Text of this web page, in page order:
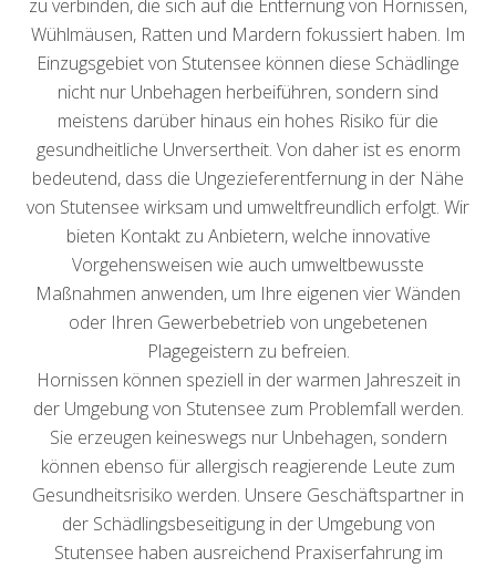
zu verbinden, die sich auf die Entfernung von Hornissen,
Wühlmäusen, Ratten und Mardern fokussiert haben. Im
Einzugsgebiet von Stutensee können diese Schädlinge
nicht nur Unbehagen herbeiführen, sondern sind
meistens darüber hinaus ein hohes Risiko für die
gesundheitliche Unversertheit. Von daher ist es enorm
bedeutend, dass die Ungezieferentfernung in der Nähe
von Stutensee wirksam und umweltfreundlich erfolgt. Wir
bieten Kontakt zu Anbietern, welche innovative
Vorgehensweisen wie auch umweltbewusste
Maßnahmen anwenden, um Ihre eigenen vier Wänden
oder Ihren Gewerbebetrieb von ungebetenen
Plagegeistern zu befreien.
Hornissen können speziell in der warmen Jahreszeit in
der Umgebung von Stutensee zum Problemfall werden.
Sie erzeugen keineswegs nur Unbehagen, sondern
können ebenso für allergisch reagierende Leute zum
Gesundheitsrisiko werden. Unsere Geschäftspartner in
der Schädlingsbeseitigung in der Umgebung von
Stutensee haben ausreichend Praxiserfahrung im